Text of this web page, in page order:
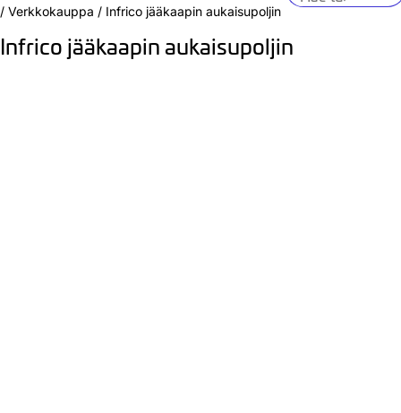
/ Verkkokauppa / Infrico jääkaapin aukaisupoljin
Infrico jääkaapin aukaisupoljin